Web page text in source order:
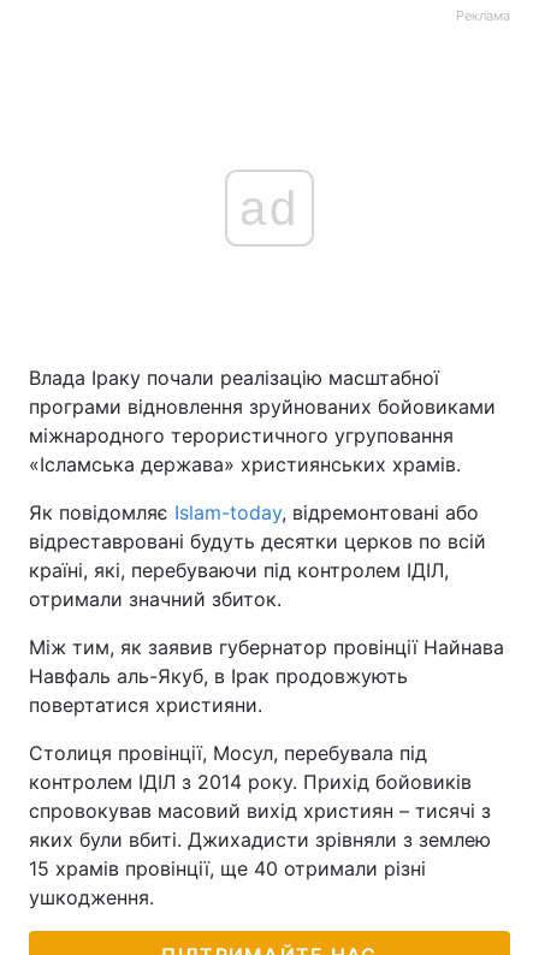
Реклама
ad
Влада Іраку почали реалізацію масштабної
програми відновлення зруйнованих бойовиками
міжнародного терористичного угруповання
«Ісламська держава» християнських храмів.
Як повідомляє Islam-today, відремонтовані або
відреставровані будуть десятки церков по всій
країні, які, перебуваючи під контролем ІДІЛ,
отримали значний збиток.
Між тим, як заявив губернатор провінції Найнава
Навфаль аль-Якуб, в Ірак продовжують
повертатися християни.
Столиця провінції, Мосул, перебувала під
контролем ІДІЛ з 2014 року. Прихід бойовиків
спровокував масовий вихід християн – тисячі з
яких були вбиті. Джихадисти зрівняли з землею
15 храмів провінції, ще 40 отримали різні
ушкодження.